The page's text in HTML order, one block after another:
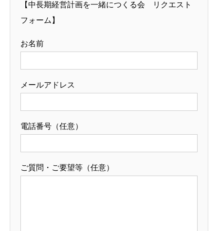
【中長期経営計画を一緒につくる会 リクエスト
フォーム】
お名前
メールアドレス
電話番号（任意）
ご質問・ご要望等（任意）